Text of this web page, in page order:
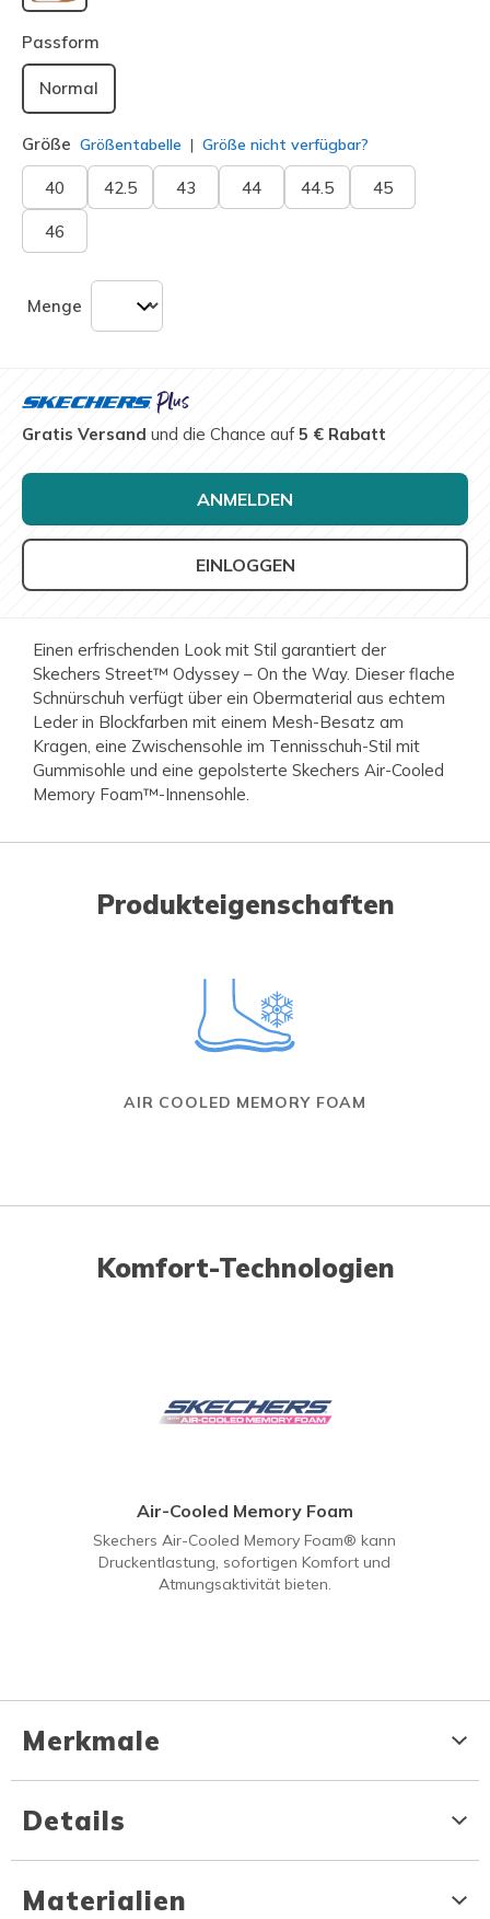
ausgewählt
Passform
Normal
Größe Größentabelle Größe nicht verfügbar?
40 42.5 43 44 44.5 45
46
Menge
Gratis Versand und die Chance auf5 € Rabatt
ANMELDEN
EINLOGGEN
Einen erfrischenden Look mit Stil garantiert der
Skechers Street™ Odyssey – On the Way. Dieser flache
Schnürschuh verfügt über ein Obermaterial aus echtem
Leder in Blockfarben mit einem Mesh-Besatz am
Kragen, eine Zwischensohle im Tennisschuh-Stil mit
Gummisohle und eine gepolsterte Skechers Air-Cooled
Memory Foam™-Innensohle.
Produkteigenschaften
AIR COOLED MEMORY FOAM
Komfort-Technologien
Air-Cooled Memory Foam
Skechers Air-Cooled Memory Foam® kann
Druckentlastung, sofortigen Komfort und
Atmungsaktivität bieten.
Merkmale
Details
Materialien